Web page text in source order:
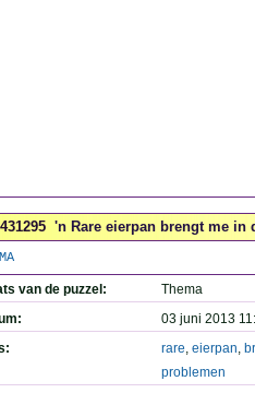
431295 'n Rare eierpan brengt me in
van de puzzel:
Thema
03 juni 2013
rare, eierpan,
problemen